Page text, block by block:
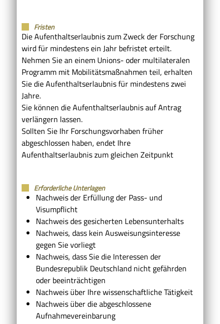
Fristen
Die Aufenthaltserlaubnis zum Zweck der Forschung
wird für mindestens ein Jahr befristet erteilt.
Nehmen Sie an einem Unions- oder multilateralen
Programm mit Mobilitätsmaßnahmen teil, erhalten
Sie die Aufenthaltserlaubnis für mindestens zwei
Jahre.
Sie können die Aufenthaltserlaubnis auf Antrag
verlängern lassen.
Sollten Sie Ihr Forschungsvorhaben früher
abgeschlossen haben, endet Ihre
Aufenthaltserlaubnis zum gleichen Zeitpunkt
Erforderliche Unterlagen
Nachweis der Erfüllung der Pass- und
Visumpflicht
Nachweis des gesicherten Lebensunterhalts
Nachweis, dass kein Ausweisungsinteresse
gegen Sie vorliegt
Nachweis, dass Sie die Interessen der
Bundesrepublik Deutschland nicht gefährden
oder beeinträchtigen
Nachweis über Ihre wissenschaftliche Tätigkeit
Nachweis über die abgeschlossene
Aufnahmevereinbarung